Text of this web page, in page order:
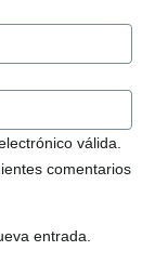
válida.
comentarios
entrada.